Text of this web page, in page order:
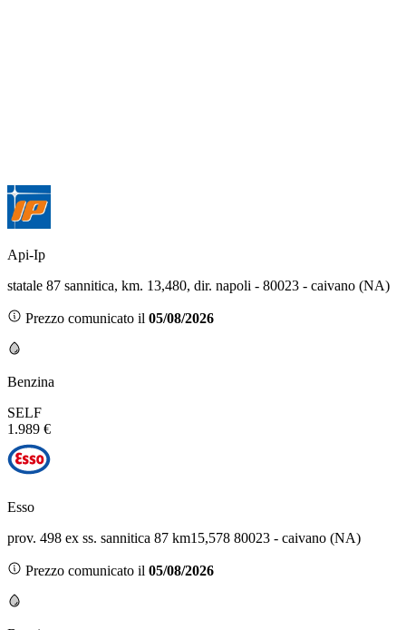
Api-Ip
statale 87 sannitica, km. 13,480, dir. napoli - 80023 - caivano (NA)
Prezzo comunicato il 05/08/2026
Benzina
SELF
1.989 €
Esso
prov. 498 ex ss. sannitica 87 km15,578 80023 - caivano (NA)
Prezzo comunicato il 05/08/2026